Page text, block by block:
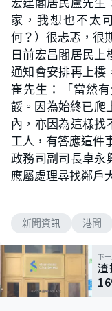
家，我想也不太
何？）很忐忑，很
日前宏昌閣居民上
通知會安排再上樓
崔先生：「當然
餒。因為始終已爬
內，亦因為這樣找
工人，有答應這件
政務司副司長卓永
應屬處理尋找鄰戶
新聞資訊 港聞
下
渣